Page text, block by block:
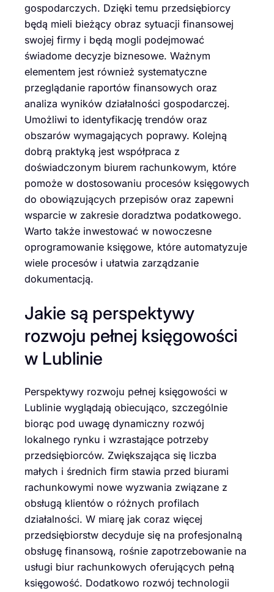
gospodarczych. Dzięki temu przedsiębiorcy
będą mieli bieżący obraz sytuacji finansowej
swojej firmy i będą mogli podejmować
świadome decyzje biznesowe. Ważnym
elementem jest również systematyczne
przeglądanie raportów finansowych oraz
analiza wyników działalności gospodarczej.
Umożliwi to identyfikację trendów oraz
obszarów wymagających poprawy. Kolejną
dobrą praktyką jest współpraca z
doświadczonym biurem rachunkowym, które
pomoże w dostosowaniu procesów księgowych
do obowiązujących przepisów oraz zapewni
wsparcie w zakresie doradztwa podatkowego.
Warto także inwestować w nowoczesne
oprogramowanie księgowe, które automatyzuje
wiele procesów i ułatwia zarządzanie
dokumentacją.
Jakie są perspektywy
rozwoju pełnej księgowości
w Lublinie
Perspektywy rozwoju pełnej księgowości w
Lublinie wyglądają obiecująco, szczególnie
biorąc pod uwagę dynamiczny rozwój
lokalnego rynku i wzrastające potrzeby
przedsiębiorców. Zwiększająca się liczba
małych i średnich firm stawia przed biurami
rachunkowymi nowe wyzwania związane z
obsługą klientów o różnych profilach
działalności. W miarę jak coraz więcej
przedsiębiorstw decyduje się na profesjonalną
obsługę finansową, rośnie zapotrzebowanie na
usługi biur rachunkowych oferujących pełną
księgowość. Dodatkowo rozwój technologii